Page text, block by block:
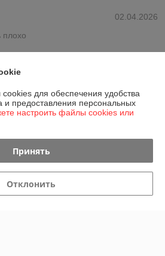
02.04.2026
плохо
для обеспечения удобства
и предоставления персональных
настроить файлы cookies или
Принять
Отклонить